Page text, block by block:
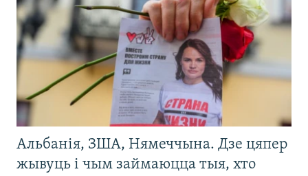
Альбанія, ЗША, Нямеччына. Дзе цяпер
жывуць і чым займаюцца тыя, хто